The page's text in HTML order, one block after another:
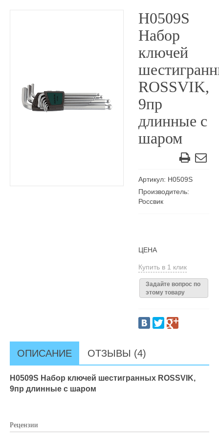
H0509S
Набор
ключей
ROSSVIK,
9пр
длинные с
шаром
Артикул: H0509S
Производитель:
Россвик
ЦЕНА
Купить в 1 клик
Задайте вопрос по
этому товару
ОПИСАНИЕ ОТЗЫВЫ (4)
H0509S Набор ключей шестигранных ROSSVIK,
9пр длинные с шаром
Рецензии